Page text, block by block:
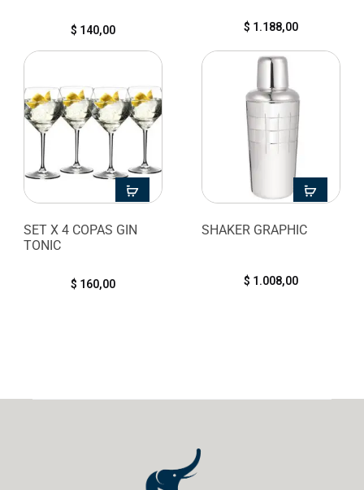
$ 140,00 $ 1.188,00
SET X 4 COPAS GIN
TONIC
$ 160,00
SHAKER GRAPHIC
$ 1.008,00